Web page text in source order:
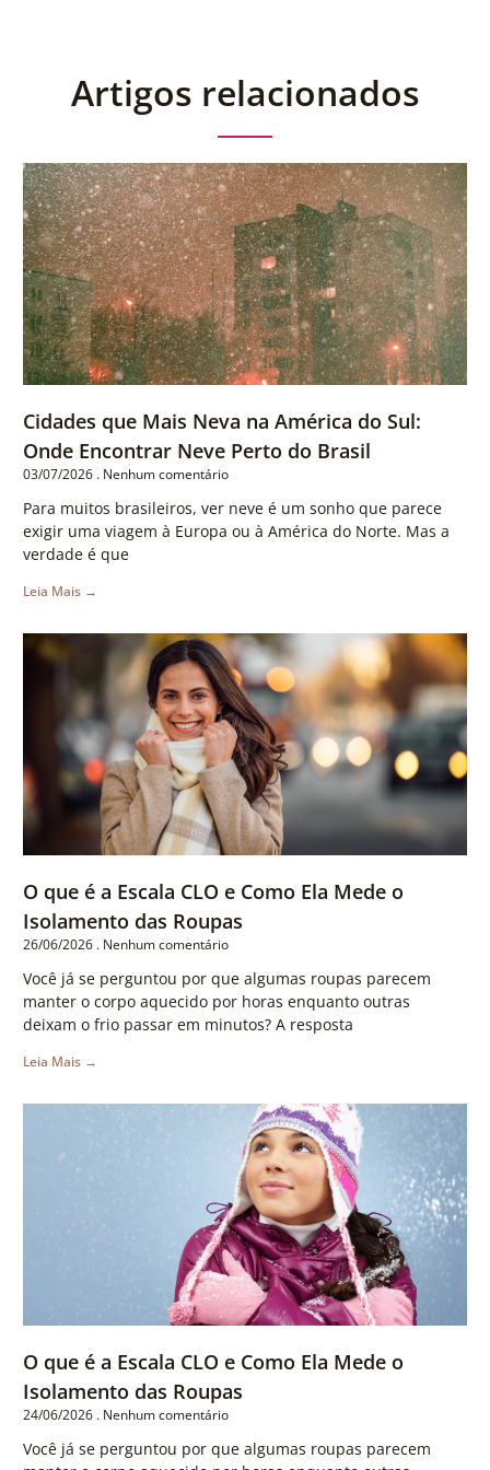
Artigos relacionados
Cidades que Mais Neva na América do Sul:
Onde Encontrar Neve Perto do Brasil
03/07/2026 Nenhum comentário
Para muitos brasileiros, ver neve é um sonho que parece
exigir uma viagem à Europa ou à América do Norte. Mas a
verdade é que
Leia Mais →
O que é a Escala CLO e Como Ela Mede o
Isolamento das Roupas
26/06/2026 Nenhum comentário
Você já se perguntou por que algumas roupas parecem
manter o corpo aquecido por horas enquanto outras
deixam o frio passar em minutos? A resposta
Leia Mais →
O que é a Escala CLO e Como Ela Mede o
Isolamento das Roupas
24/06/2026 Nenhum comentário
Você já se perguntou por que algumas roupas parecem